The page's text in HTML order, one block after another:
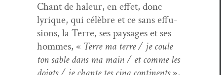
Chant de haleur, en effet, donc
lyrique, qui célèbre et ce sans effu­
sions, la Terre, ses paysages et ses
hommes, « Terre ma terre / je coule
ton sable dans ma main / et comme les